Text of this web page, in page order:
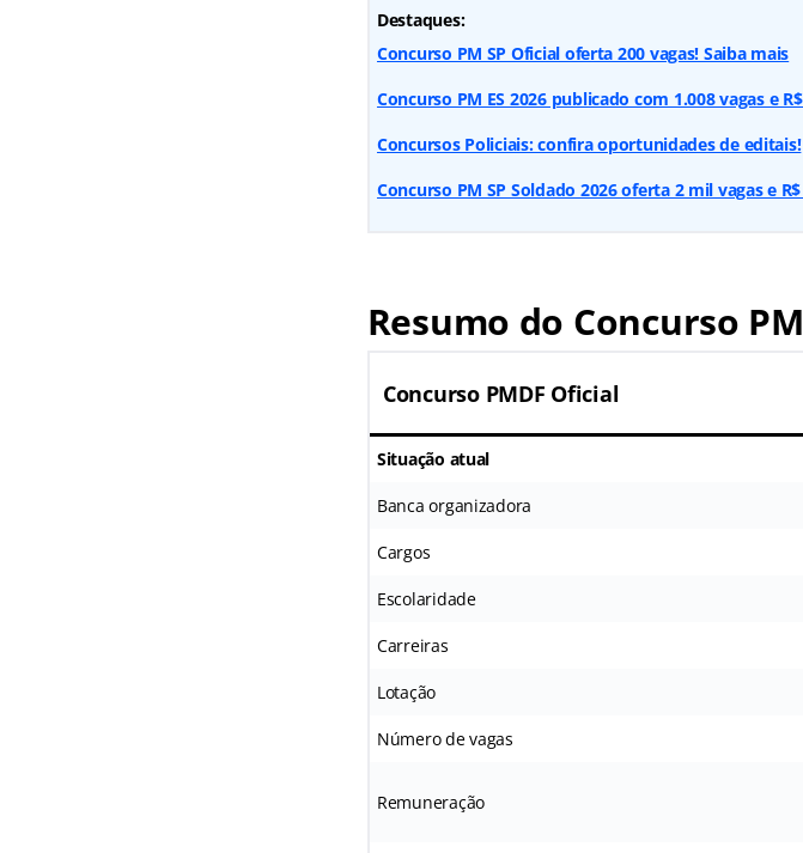
Destaques:
Concurso PM SP Oficial oferta 200 vagas! Saiba mais
Concurso PM ES 2026 publicado com 1.008 vagas e
Concursos Policiais: confira oportunidades de editais!
Concurso PM SP Soldado 2026 oferta 2 mil vagas e
Resumo do Concurso
Concurso PMDF Oficial
Situação atual
Banca organizadora
Cargos
Escolaridade
Carreiras
Lotação
Número de vagas
Remuneração